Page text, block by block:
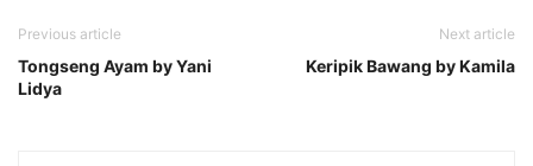
Previous article
Tongseng Ayam by Yani
Lidya
Next article
Keripik Bawang by Kamila